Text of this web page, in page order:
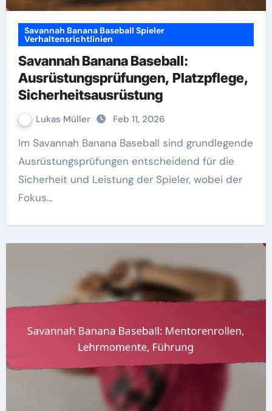
Savannah Banana Baseball Spieler
Verhaltensrichtlinien
Savannah Banana Baseball:
Ausrüstungsprüfungen, Platzpflege,
Sicherheitsausrüstung
Lukas Müller Feb 11, 2026
Im Savannah Banana Baseball sind grundlegende
Ausrüstungsprüfungen entscheidend für die
Sicherheit und Leistung der Spieler, wobei der
Fokus…